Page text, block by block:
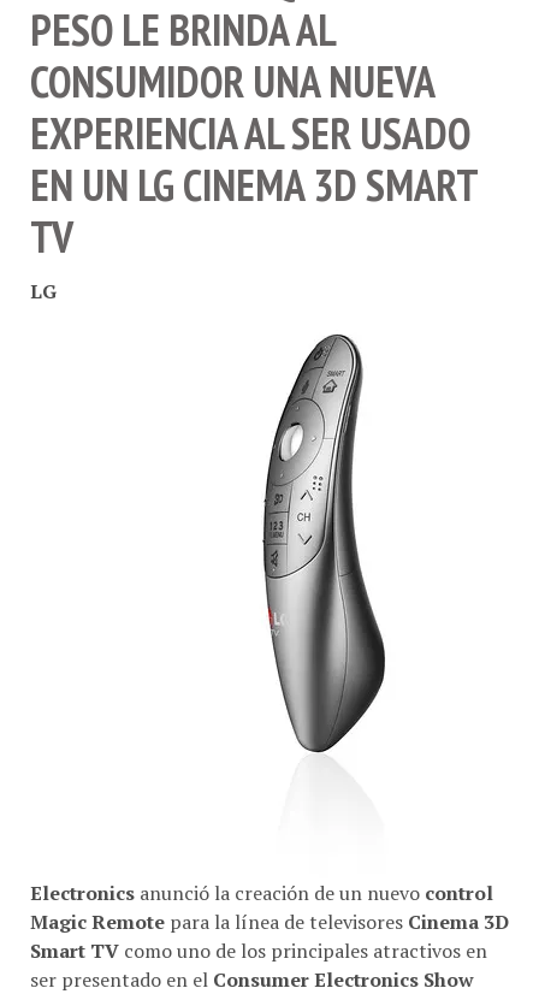
PESO LE BRINDA AL
CONSUMIDOR UNA NUEVA
EXPERIENCIA AL SER USADO
EN UN LG CINEMA 3D SMART
TV
LG
Electronics anunció la creación de un nuevo
control
Magic Remote
para la línea de televisores Cinema 3D
Smart TV como uno de los principales atractivos en
ser presentado en el Consumer Electronics Show